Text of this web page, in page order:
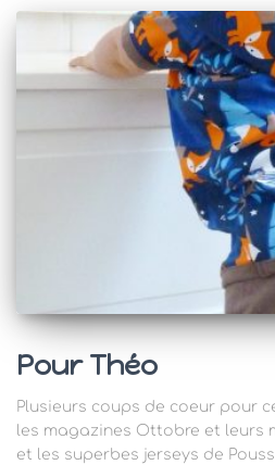
Pour Théo
Plusieurs coups de coeur pour
les magazines Ottobre et leurs
et les superbes jerseys de